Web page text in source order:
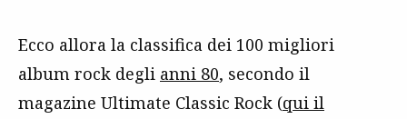
Ecco allora la classifica dei 100 migliori
album rock degli anni 80, secondo il
magazine Ultimate Classic Rock (qui il